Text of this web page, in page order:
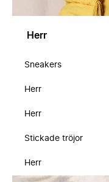
Herr
Sneakers
Herr
Herr
Stickade tröjor
Herr